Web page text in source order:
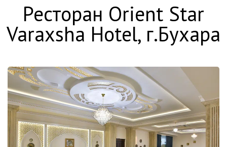
Ресторан Orient Star
Varaxsha Hotel, г.Бухара